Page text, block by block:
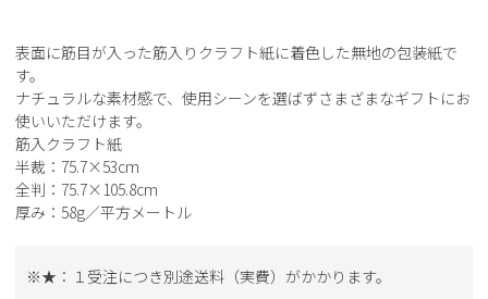
表面に筋目が入った筋入りクラフト紙に着色した無地の包装紙で
す。
ナチュラルな素材感で、使用シーンを選ばずさまざまなギフトにお
使いいただけます。
筋入クラフト紙
半裁：75.7×53cm
全判：75.7×105.8cm
厚み：58g／平方メートル
※★：１受注につき別途送料（実費）がかかります。